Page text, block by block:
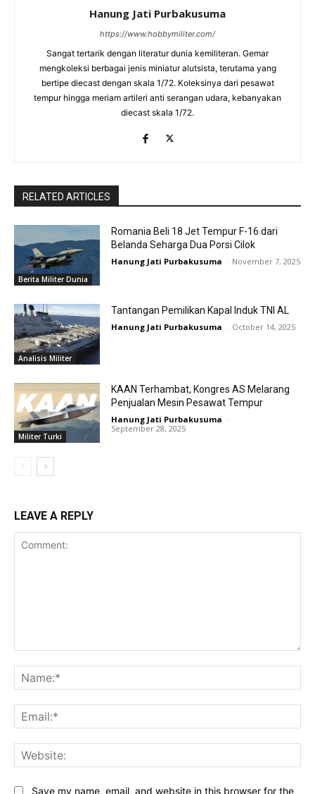
Hanung Jati Purbakusuma
https://www.hobbymiliter.com/
Sangat tertarik dengan literatur dunia kemiliteran. Gemar
mengkoleksi berbagai jenis miniatur alutsista, terutama yang
bertipe diecast dengan skala 1/72. Koleksinya dari pesawat
tempur hingga meriam artileri anti serangan udara, kebanyakan
diecast skala 1/72.
RELATED ARTICLES
Berita Militer Dunia
Romania Beli 18 Jet Tempur F-16 dari
Belanda Seharga Dua Porsi Cilok
Hanung Jati Purbakusuma - November 7, 2025
Analisis Militer
Tantangan Pemilikan Kapal Induk TNI AL
Hanung Jati Purbakusuma - October 14, 2025
Militer Turki
KAAN Terhambat, Kongres AS Melarang
Penjualan Mesin Pesawat Tempur
Hanung Jati Purbakusuma -
September 28, 2025
LEAVE A REPLY
Save my name, email, and website in this browser for the